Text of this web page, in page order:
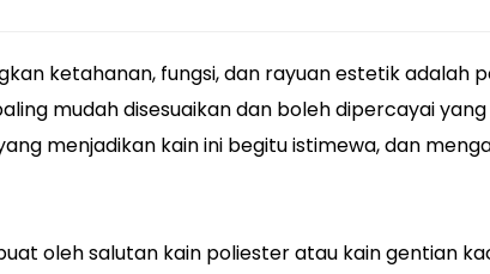
ketahanan, fungsi, dan rayuan estetik adalah
mudah disesuaikan dan boleh dipercayai
menjadikan kain ini begitu istimewa, dan
oleh salutan kain poliester atau kain gentian